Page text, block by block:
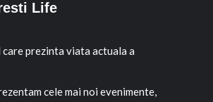
Life
prezinta viata actuala a
cele mai noi evenimente,